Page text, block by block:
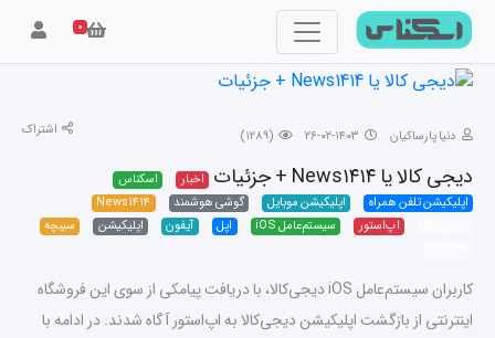
۰
دنیا پارساکیان (۱۲۸۹) اشتراک
دیجی کالا یا News۱۴۱۴ + جزئیات اخبار
اسکناس
اپلیکیشن تلفن همراه
اپلیکیشن موبایل گوشی هوشمند
News۱۴۱۴
اپ‌استور سیستم‌عامل iOS اپل آیفون اپلیکیشن
سیبچه
کاربران سیستم‌عامل iOS دیجی‌کالا، با دریافت پیامکی از سوی این فروشگاه
اینترنتی از بازگشت اپلیکیشن دیجی‌کالا به اپ‌استور آگاه شدند. در ادامه با